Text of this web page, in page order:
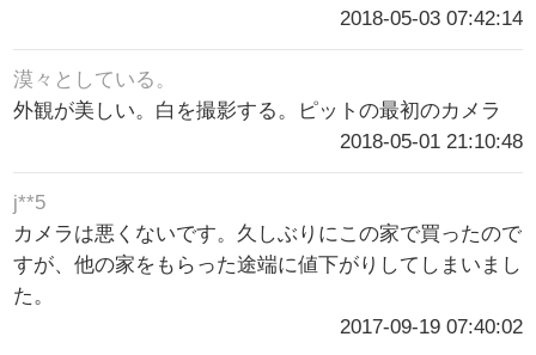
2018-05-03 07:42:14
漠々としている。
外観が美しい。白を撮影する。ピットの最初のカメラ
2018-05-01 21:10:48
j**5
カメラは悪くないです。久しぶりにこの家で買ったので
すが、他の家をもらった途端に値下がりしてしまいまし
た。
2017-09-19 07:40:02